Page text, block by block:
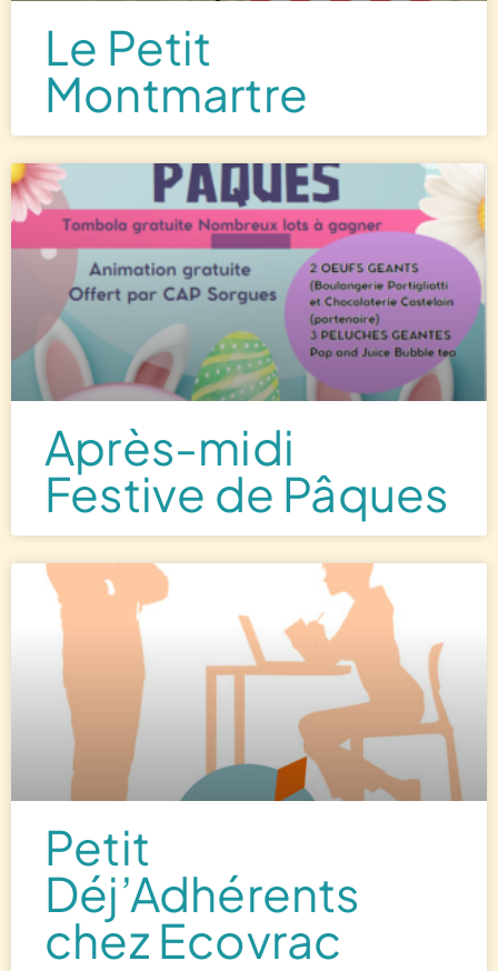
Le Petit
Montmartre
Après-midi
Festive de Pâques
Petit
Déj’Adhérents
chez Ecovrac